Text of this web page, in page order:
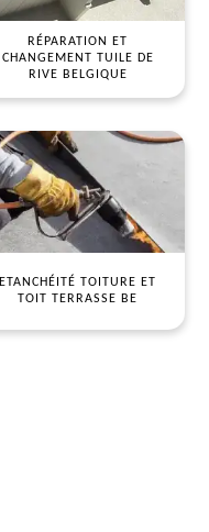
RÉPARATION ET
CHANGEMENT TUILE DE
RIVE BELGIQUE
ETANCHÉITÉ TOITURE ET
TOIT TERRASSE BE